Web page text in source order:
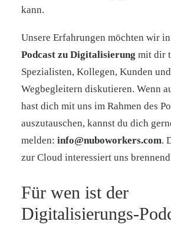
kann.
Unsere Erfahrungen möchten wir
Podcast zu Digitalisierung mit dir
Spezialisten, Kollegen, Kunden
Wegbegleitern diskutieren. Wenn
hast dich mit uns im Rahmen des
auszutauschen, kannst du dich
melden: info@nuboworkers.com.
zur Cloud interessiert uns
Für wen ist der
Digitalisierungs-